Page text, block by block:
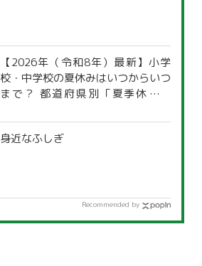
【2026年（令和8年）最新】小学
校・中学校の夏休みはいつからいつ
まで？ 都道府県別「夏季休暇一
身近なふしぎ
Recommended by